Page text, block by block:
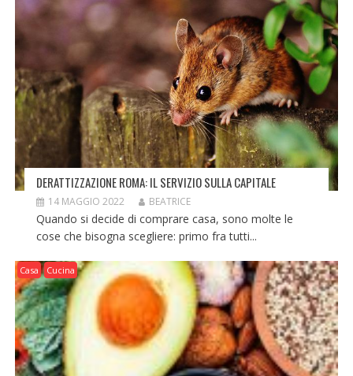
DERATTIZZAZIONE ROMA: IL SERVIZIO SULLA CAPITALE
14 MAGGIO 2022 BEATRICE
Quando si decide di comprare casa, sono molte le
cose che bisogna scegliere: primo fra tutti...
Casa Cucina